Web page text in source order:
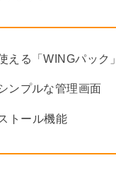
える「WINGパック」
ンプルな管理画面
トール機能